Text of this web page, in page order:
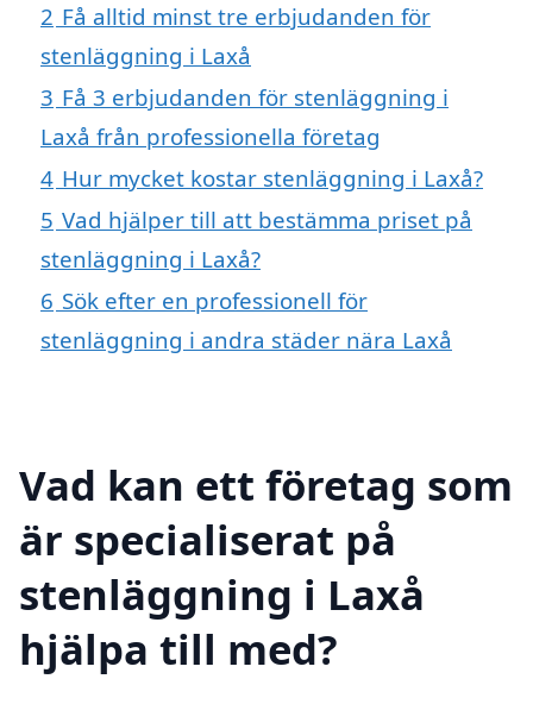
2 Få alltid minst tre erbjudanden för
stenläggning i Laxå
3 Få 3 erbjudanden för stenläggning i
Laxå från professionella företag
4 Hur mycket kostar stenläggning i Laxå?
5 Vad hjälper till att bestämma priset på
stenläggning i Laxå?
6 Sök efter en professionell för
stenläggning i andra städer nära Laxå
Vad kan ett företag som
är specialiserat på
stenläggning i Laxå
hjälpa till med?